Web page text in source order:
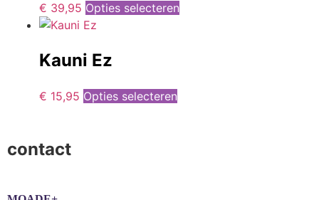
€ 39,95 Opties selecteren
Kauni Ez
€ 15,95 Opties selecteren
contact